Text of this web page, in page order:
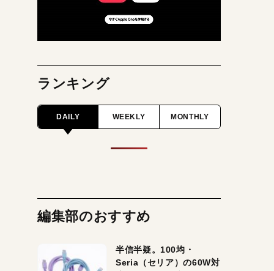
ランキング
DAILY WEEKLY MONTHLY
編集部のおすすめ
半信半疑。100均・
Seria（セリア）の60W対